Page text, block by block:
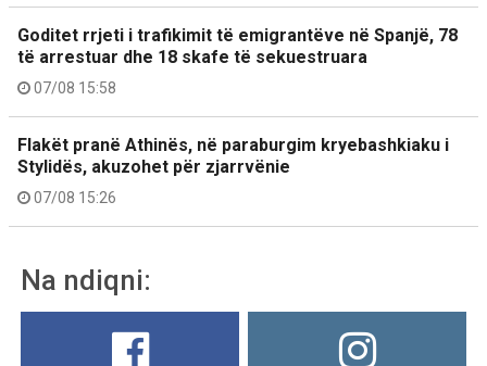
Goditet rrjeti i trafikimit të emigrantëve në Spanjë, 78
të arrestuar dhe 18 skafe të sekuestruara
07/08 15:58
Flakët pranë Athinës, në paraburgim kryebashkiaku i
Stylidës, akuzohet për zjarrvënie
07/08 15:26
Na ndiqni: